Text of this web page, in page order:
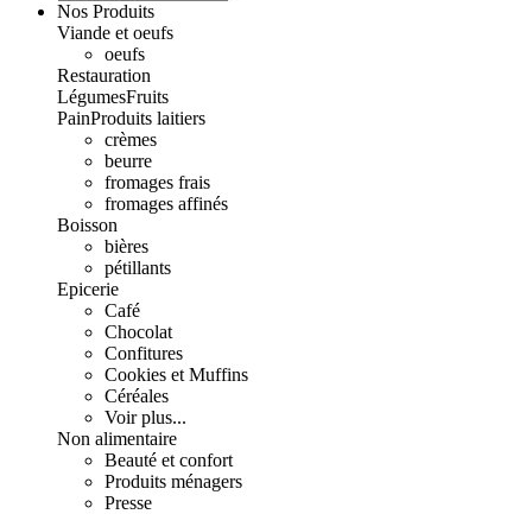
Nos Produits
Viande et oeufs
oeufs
Restauration
LégumesFruits
PainProduits laitiers
crèmes
beurre
fromages frais
fromages affinés
Boisson
bières
pétillants
Epicerie
Café
Chocolat
Confitures
Cookies et Muffins
Céréales
Voir plus...
Non alimentaire
Beauté et confort
Produits ménagers
Presse